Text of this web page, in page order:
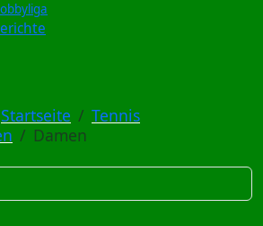
Startseite
Tennis
Damen